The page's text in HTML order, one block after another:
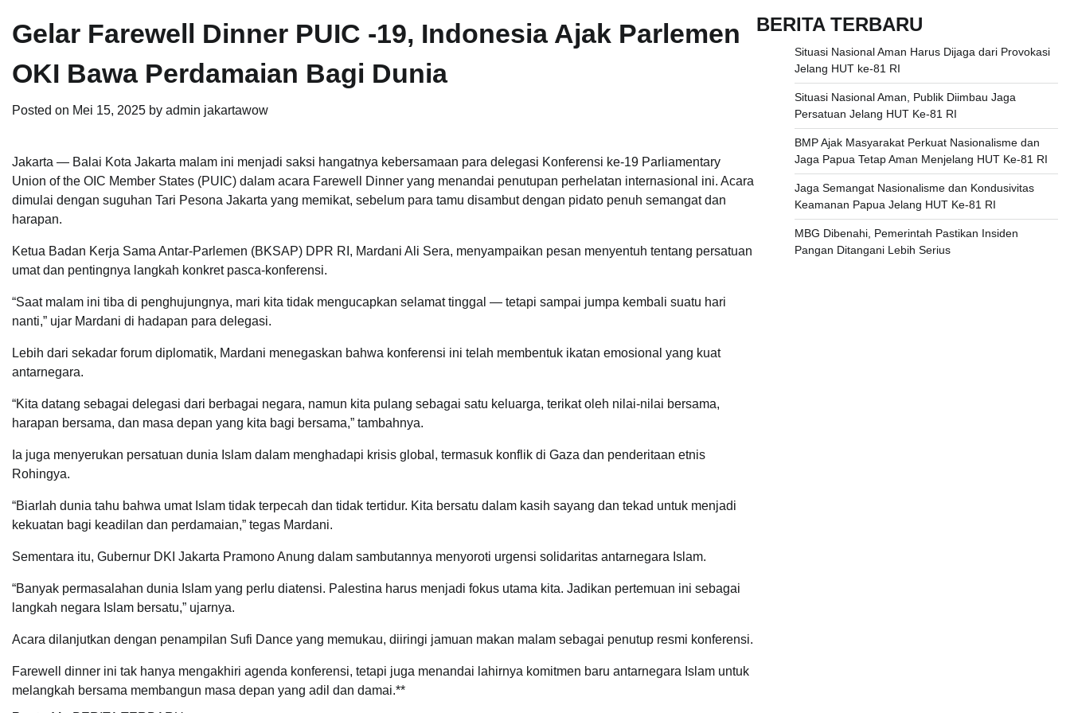
Gelar Farewell Dinner PUIC -19, Indonesia Ajak Parlemen
OKI Bawa Perdamaian Bagi Dunia
Posted on Mei 15, 2025 by admin jakartawow
Jakarta — Balai Kota Jakarta malam ini menjadi saksi hangatnya kebersamaan para delegasi Konferensi ke-19 Parliamentary
Union of the OIC Member States (PUIC) dalam acara Farewell Dinner yang menandai penutupan perhelatan internasional ini. Acara
dimulai dengan suguhan Tari Pesona Jakarta yang memikat, sebelum para tamu disambut dengan pidato penuh semangat dan
harapan.
Ketua Badan Kerja Sama Antar-Parlemen (BKSAP) DPR RI, Mardani Ali Sera, menyampaikan pesan menyentuh tentang persatuan
umat dan pentingnya langkah konkret pasca-konferensi.
“Saat malam ini tiba di penghujungnya, mari kita tidak mengucapkan selamat tinggal — tetapi sampai jumpa kembali suatu hari
nanti,” ujar Mardani di hadapan para delegasi.
Lebih dari sekadar forum diplomatik, Mardani menegaskan bahwa konferensi ini telah membentuk ikatan emosional yang kuat
antarnegara.
“Kita datang sebagai delegasi dari berbagai negara, namun kita pulang sebagai satu keluarga, terikat oleh nilai-nilai bersama,
harapan bersama, dan masa depan yang kita bagi bersama,” tambahnya.
Ia juga menyerukan persatuan dunia Islam dalam menghadapi krisis global, termasuk konflik di Gaza dan penderitaan etnis
Rohingya.
“Biarlah dunia tahu bahwa umat Islam tidak terpecah dan tidak tertidur. Kita bersatu dalam kasih sayang dan tekad untuk menjadi
kekuatan bagi keadilan dan perdamaian,” tegas Mardani.
Sementara itu, Gubernur DKI Jakarta Pramono Anung dalam sambutannya menyoroti urgensi solidaritas antarnegara Islam.
“Banyak permasalahan dunia Islam yang perlu diatensi. Palestina harus menjadi fokus utama kita. Jadikan pertemuan ini sebagai
langkah negara Islam bersatu,” ujarnya.
Acara dilanjutkan dengan penampilan Sufi Dance yang memukau, diiringi jamuan makan malam sebagai penutup resmi konferensi.
Farewell dinner ini tak hanya mengakhiri agenda konferensi, tetapi juga menandai lahirnya komitmen baru antarnegara Islam untuk
melangkah bersama membangun masa depan yang adil dan damai.**
BERITA TERBARU
Situasi Nasional Aman Harus Dijaga dari Provokasi
Jelang HUT ke-81 RI
Situasi Nasional Aman, Publik Diimbau Jaga
Persatuan Jelang HUT Ke-81 RI
BMP Ajak Masyarakat Perkuat Nasionalisme dan
Jaga Papua Tetap Aman Menjelang HUT Ke-81 RI
Jaga Semangat Nasionalisme dan Kondusivitas
Keamanan Papua Jelang HUT Ke-81 RI
MBG Dibenahi, Pemerintah Pastikan Insiden
Pangan Ditangani Lebih Serius